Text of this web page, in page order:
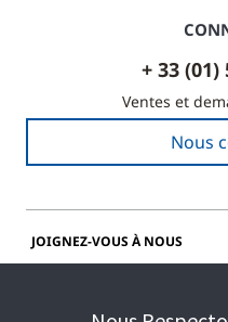
+ 33 (01)
Ventes et
Nous
JOIGNEZ-VOUS À NOUS